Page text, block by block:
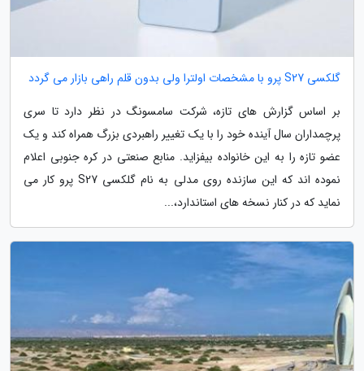
گلکسی S27 پرو با مشخصات اولترا ولی بدون قلم راهی بازار می گردد
بر اساس گزارش های تازه، شرکت سامسونگ در نظر دارد تا سری
پرچمداران سال آینده خود را با یک تغییر راهبردی بزرگ همراه کند و یک
عضو تازه را به این خانواده بیفزاید. منابع صنعتی در کره جنوبی اعلام
نموده اند که این سازنده روی مدلی به نام گلکسی S27 پرو کار می
نماید که در کنار نسخه های استاندارد،...